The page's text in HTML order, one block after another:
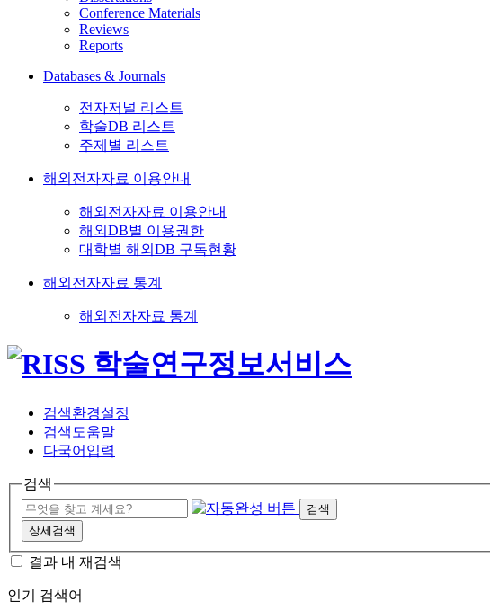
Conference Materials
Reviews
Reports
Databases & Journals
전자저널 리스트
학술DB 리스트
주제별 리스트
해외전자자료 이용안내
해외전자자료 이용안내
해외DB별 이용권한
대학별 해외DB 구독현황
해외전자자료 통계
해외전자자료 통계
검색환경설정
검색도움말
다국어입력
검색
검색
상세검색
결과 내 재검색
인기 검색어